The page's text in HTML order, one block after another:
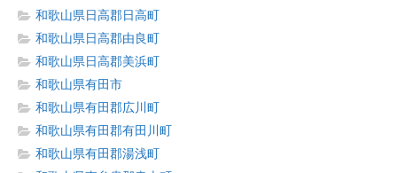
和歌山県日高郡日高町
和歌山県日高郡由良町
和歌山県日高郡美浜町
和歌山県有田市
和歌山県有田郡広川町
和歌山県有田郡有田川町
和歌山県有田郡湯浅町